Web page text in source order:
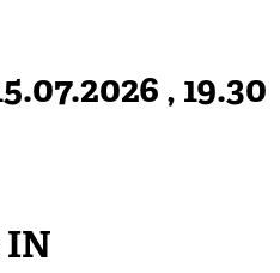
, 19.30
IN